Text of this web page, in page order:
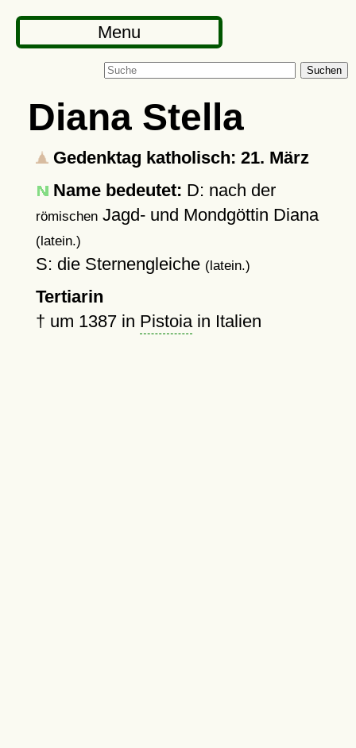
Menu
Suchen
Diana Stella
Gedenktag katholisch: 21. März
Name bedeutet: D: nach der
römischenJagd- und Mondgöttin Diana
(latein.)
S: die Sternengleiche (latein.)
Tertiarin
† um 1387in Pistoiain Italien